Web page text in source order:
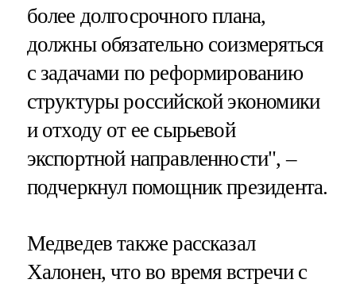
более долгосрочного плана,
должны обязательно соизмеряться
с задачами по реформированию
структуры российской экономики
и отходу от ее сырьевой
экспортной направленности", –
подчеркнул помощник президента.
Медведев также рассказал
Халонен, что во время встречи с